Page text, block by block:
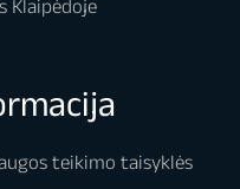
Klaipėdoje
teikimo taisyklės